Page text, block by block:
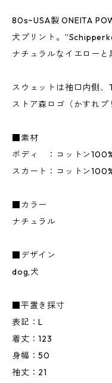
80s~USA製 ONEITA
犬プリント。
ナチュラルなイエローと
スウェットは袖口内側
ストア森ロゴ（かすれプ
■素材
ボディ ：コットン
スカート：コットン
■カラー
ナチュラル
■デザイン
dog,犬
■平置き採寸
表記：L
着丈：123
身幅：50
袖丈：21